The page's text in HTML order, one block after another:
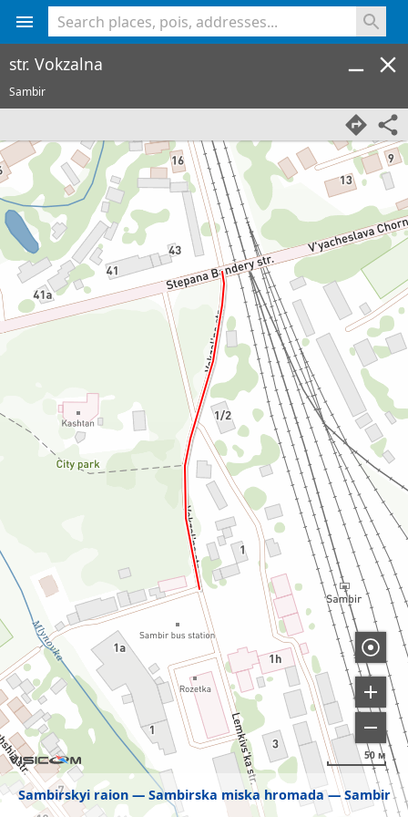
Sambirskyi raion Sambirska miska hromada Sambir
50 м
str. Vokzalna
Sambir
<% console.log(hcard) %>